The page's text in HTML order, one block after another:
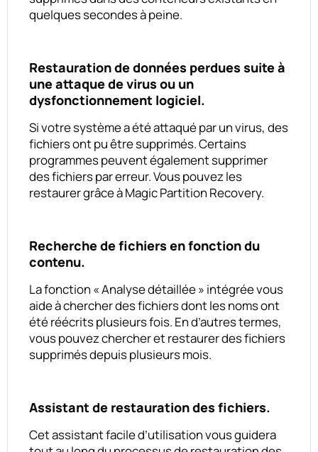
quelques secondes à peine.
Restauration de données perdues suite à
une attaque de virus ou un
dysfonctionnement logiciel.
Si votre système a été attaqué par un virus, des
fichiers ont pu être supprimés. Certains
programmes peuvent également supprimer
des fichiers par erreur. Vous pouvez les
restaurer grâce à Magic Partition Recovery.
Recherche de fichiers en fonction du
contenu.
La fonction « Analyse détaillée » intégrée vous
aide à chercher des fichiers dont les noms ont
été réécrits plusieurs fois. En d’autres termes,
vous pouvez chercher et restaurer des fichiers
supprimés depuis plusieurs mois.
Assistant de restauration des fichiers.
Cet assistant facile d’utilisation vous guidera